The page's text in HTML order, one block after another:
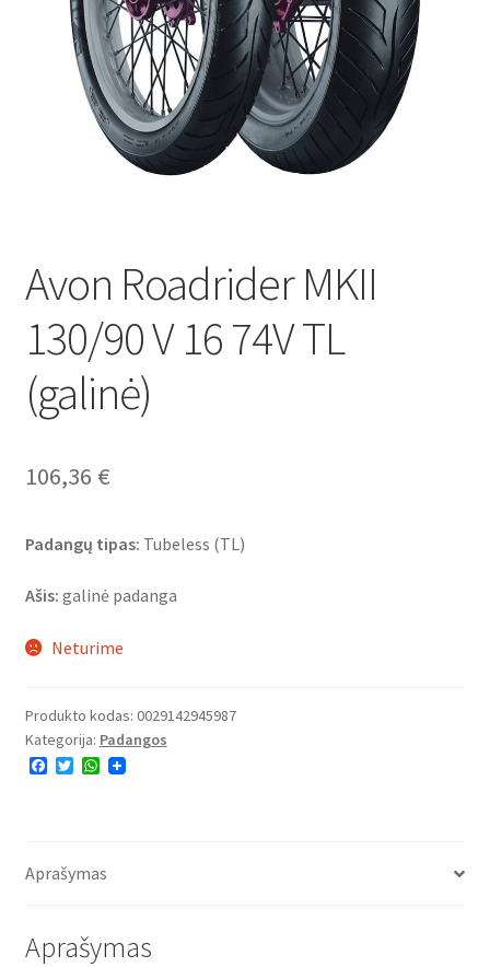
Avon Roadrider MKII
130/90 V 16 74V TL
(galinė)
106,36 €
Padangų tipas: Tubeless (TL)
Ašis: galinė padanga
Neturime
Produkto kodas: 0029142945987
Kategorija: Padangos
F
o
T
r
W
p
Aprašymas
Aprašymas